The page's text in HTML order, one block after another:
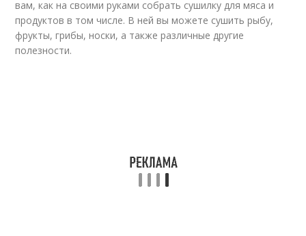
вам, как на своими руками собрать сушилку для мяса и
продуктов в том числе. В ней вы можете сушить рыбу,
фрукты, грибы, носки, а также различные другие
полезности.